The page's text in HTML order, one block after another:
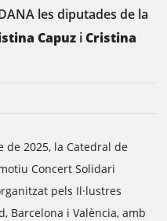
les diputades de la
Capuz iCristina
de 2025, la Catedral de
Concert Solidari
pels Il·lustres
Barcelona i València, amb